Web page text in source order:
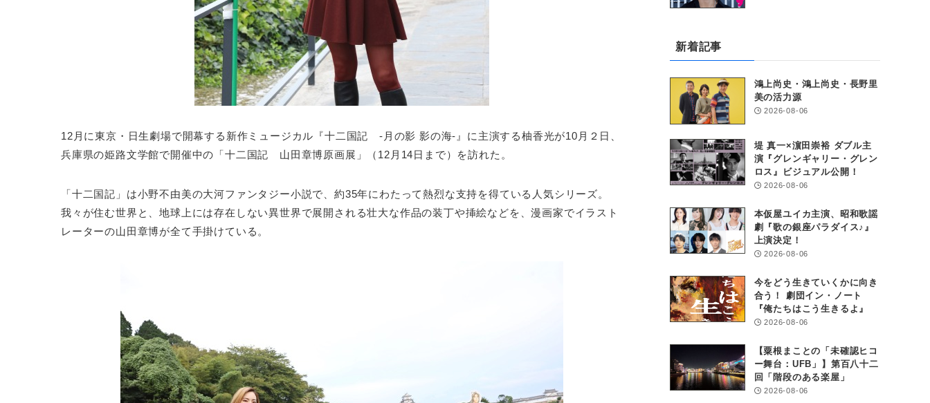
12月に東京・日生劇場で開幕する新作ミュージカル『十二国記 -月の影 影の海-』に主演する柚香光が10月２日、
兵庫県の姫路文学館で開催中の「十二国記 山田章博原画展」（12月14日まで）を訪れた。
「十二国記」は小野不由美の大河ファンタジー小説で、約35年にわたって熱烈な支持を得ている人気シリーズ。
我々が住む世界と、地球上には存在しない異世界で展開される壮大な作品の装丁や挿絵などを、漫画家でイラスト
レーターの山田章博が全て手掛けている。
新着記事
鴻上尚史・鴻上尚史・長野里
美の活力源
2026-08-06
堤 真一×濵田崇裕 ダブル主
演『グレンギャリー・グレン
ロス』ビジュアル公開！
2026-08-06
本仮屋ユイカ主演、昭和歌謡
劇『歌の銀座パラダイス♪』
上演決定！
2026-08-06
今をどう生きていくかに向き
合う！ 劇団イン・ノート
『俺たちはこう生きるよ』
2026-08-06
【粟根まことの「未確認ヒコ
ー舞台：UFB」】第百八十二
回「階段のある楽屋」
2026-08-06